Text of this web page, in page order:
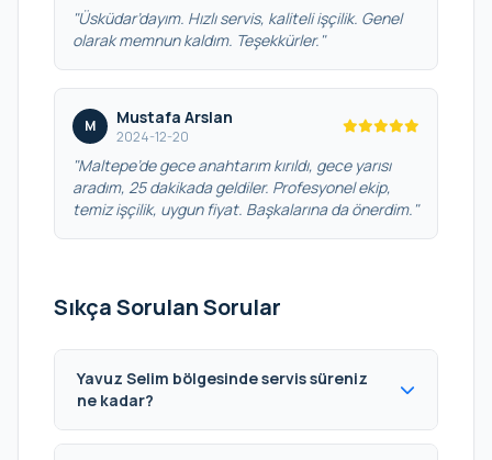
"Üsküdar’dayım. Hızlı servis, kaliteli işçilik. Genel
olarak memnun kaldım. Teşekkürler."
M Mustafa Arslan
2024-12-20
"Maltepe’de gece anahtarım kırıldı, gece yarısı
aradım, 25 dakikada geldiler. Profesyonel ekip,
temiz işçilik, uygun fiyat. Başkalarına da önerdim."
Sıkça Sorulan Sorular
Yavuz Selim bölgesinde servis süreniz
ne kadar?